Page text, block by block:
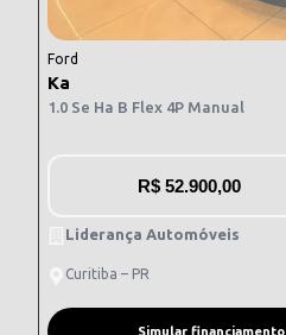
Ford
Ka
1.0 Se Ha B Flex 4P Manual
R$ 52.900,00
Liderança Automóveis
Curitiba – PR
Simular financiamento